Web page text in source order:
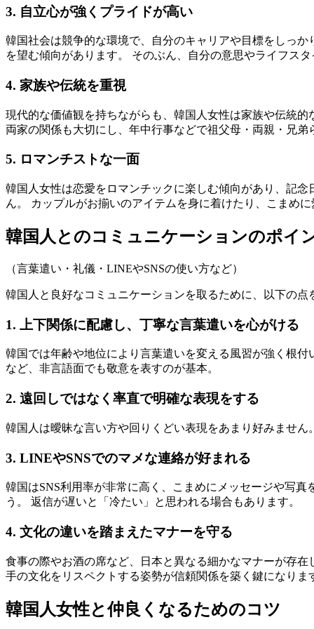
3. 自立心が強くプライドが高い
韓国社会は競争的な環境で、自分のキャリアや目標をしっ
を望む傾向があります。 そのぶん、自分の意思やライフス
4. 家族や伝統を重視
現代的な価値観を持ちながらも、韓国人女性は家族や伝統
両家の関係も大切にし、年中行事などで祖父母・両親・兄
5. ロマンチストな一面
韓国人女性は恋愛をロマンチックに楽しむ傾向があり、記
ん。 カップルがお揃いのアイテムを身に着けたり、こまめ
韓国人とのコミュニケーションのポイ
（言葉遣い・礼儀・LINEやSNSの使い方など）
韓国人と良好なコミュニケーションを取るために、以下の点
1. 上下関係に配慮し、丁寧な言葉遣いを心がける
韓国では年齢や地位により言葉遣いを変える風習が強く根
など、非言語面でも敬意を表すのが基本。
2. 遠回しではなく率直で明確な表現をする
韓国人は曖昧な言い方や回りくどい表現をあまり好みませ
3. LINEやSNSでのマメな連絡が好まれる
韓国はSNS利用率が非常に高く、こまめにメッセージや写
う。 返信が遅いと「冷たい」と思われる場合もあります。
4. 文化の違いを踏まえたマナーを守る
食事の際やお酒の席など、日本と異なる細かなマナーが存
手の文化をリスペクトする姿勢が信頼関係を築く鍵になりま
韓国人女性と仲良くなるためのコツ